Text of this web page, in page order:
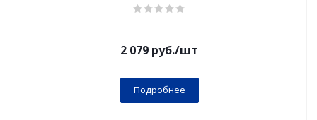
2 079 руб./шт
Подробнее